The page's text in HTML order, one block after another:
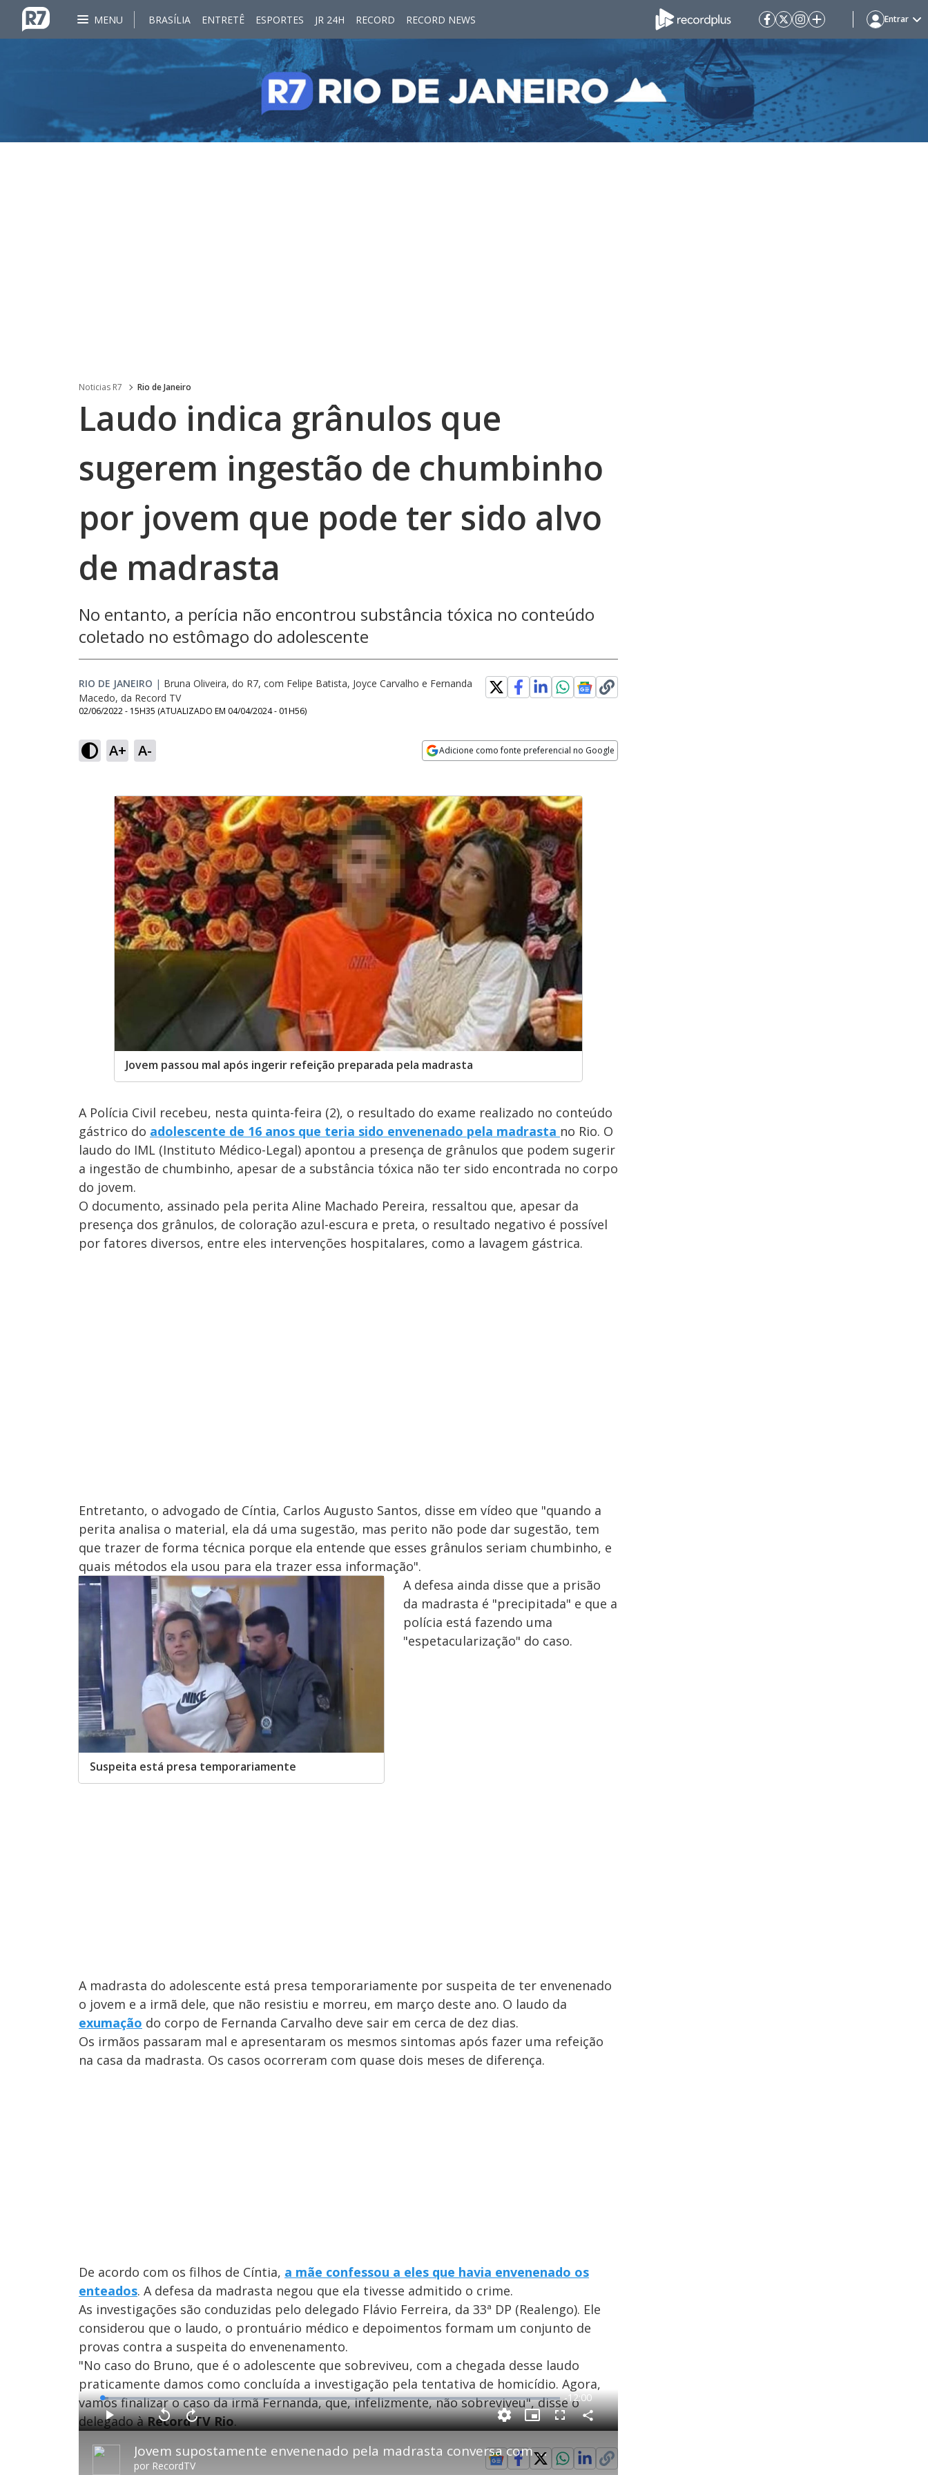
MENU BRASÍLIA ENTRETÊ ESPORTES JR 24H RECORD RECORD NEWS Entrar
Noticias R7 Rio de Janeiro
Laudo indica grânulos que
sugerem ingestão de chumbinho
por jovem que pode ter sido alvo
de madrasta
No entanto, a perícia não encontrou substância tóxica no conteúdo
coletado no estômago do adolescente
RIO DE JANEIRO | Bruna Oliveira, do R7, com Felipe Batista, Joyce Carvalho e Fernanda
Macedo, da Record TV
02/06/2022 - 15H35 (ATUALIZADO EM 04/04/2024 - 01H56)
A+ A- Adicione como fonte preferencial no Google
Jovem passou mal após ingerir refeição preparada pela madrasta
A Polícia Civil recebeu, nesta quinta-feira (2), o resultado do exame realizado no conteúdo
gástrico do adolescente de 16 anos que teria sido envenenado pela madrasta no Rio. O
laudo do IML (Instituto Médico-Legal) apontou a presença de grânulos que podem sugerir
a ingestão de chumbinho, apesar de a substância tóxica não ter sido encontrada no corpo
do jovem.
O documento, assinado pela perita Aline Machado Pereira, ressaltou que, apesar da
presença dos grânulos, de coloração azul-escura e preta, o resultado negativo é possível
por fatores diversos, entre eles intervenções hospitalares, como a lavagem gástrica.
Entretanto, o advogado de Cíntia, Carlos Augusto Santos, disse em vídeo que "quando a
perita analisa o material, ela dá uma sugestão, mas perito não pode dar sugestão, tem
que trazer de forma técnica porque ela entende que esses grânulos seriam chumbinho, e
quais métodos ela usou para ela trazer essa informação".
Suspeita está presa temporariamente
A defesa ainda disse que a prisão
da madrasta é "precipitada" e que a
polícia está fazendo uma
"espetacularização" do caso.
A madrasta do adolescente está presa temporariamente por suspeita de ter envenenado
o jovem e a irmã dele, que não resistiu e morreu, em março deste ano. O laudo da
exumação do corpo de Fernanda Carvalho deve sair em cerca de dez dias.
Os irmãos passaram mal e apresentaram os mesmos sintomas após fazer uma refeição
na casa da madrasta. Os casos ocorreram com quase dois meses de diferença.
De acordo com os filhos de Cíntia, a mãe confessou a eles que havia envenenado os
enteados. A defesa da madrasta negou que ela tivesse admitido o crime.
As investigações são conduzidas pelo delegado Flávio Ferreira, da 33ª DP (Realengo). Ele
considerou que o laudo, o prontuário médico e depoimentos formam um conjunto de
provas contra a suspeita do envenenamento.
"No caso do Bruno, que é o adolescente que sobreviveu, com a chegada desse laudo
praticamente damos como concluída a investigação pela tentativa de homicídio. Agora,
vamos finalizar o caso da irmã Fernanda, que, infelizmente, não sobreviveu", disse o
delegado àRecord TV Rio. P Jovem supostamente envenenado pela madrasta conversa com o Domingo Espetacular
por RecordTV
P
l
y
V
o
t
a
1
A
v
n
a
r
L
o
a
d
e
R
e
m
a
i
-12:00
P
i
t
u
r
e
F
u
l
s
c
r
C
o
p
a
r
t